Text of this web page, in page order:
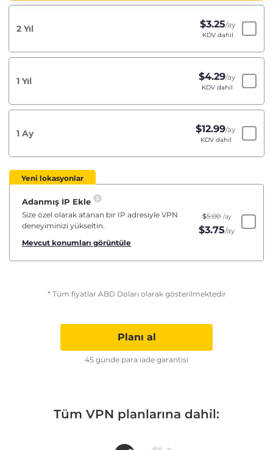
2 Yıl $3.25/ay
KDV dahil
1 Yıl $4.29/ay
KDV dahil
1 Ay $12.99/ay
KDV dahil
Yeni lokasyonlar
Adanmış IP Ekle
Size özel olarak atanan bir IP adresiyle VPN
deneyiminizi yükseltin.
Mevcut konumları görüntüle
$5.00 /ay
$3.75/ay
* Tüm fiyatlar ABD Doları olarak gösterilmektedir
Planı al
45 günde para iade garantisi
Tüm VPN planlarına dahil: